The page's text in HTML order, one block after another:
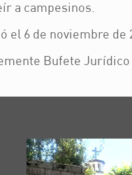
a campesinos.
el 6 de noviembre de
Bufete